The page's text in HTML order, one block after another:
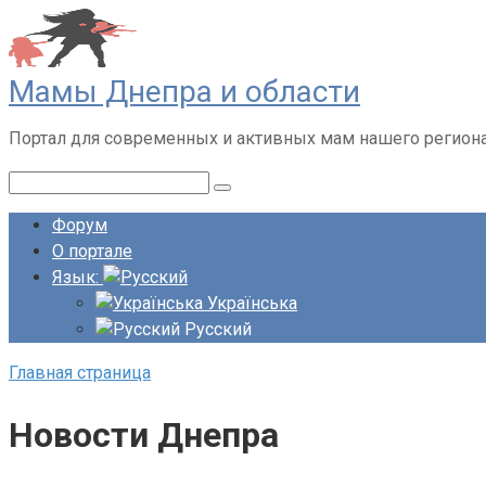
Перейти
к
контенту
Мамы Днепра и области
Портал для современных и активных мам нашего
Форум
О портале
Язык:
Українська
Русский
Главная страница
Новости Днепра